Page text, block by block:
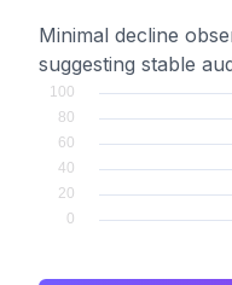
Minimal decline
suggesting stable